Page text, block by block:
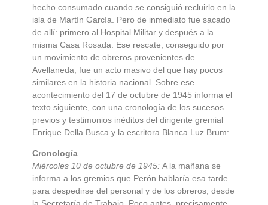
hecho consumado cuando se consiguió recluirlo en la
isla de Martín García. Pero de inmediato fue sacado
de allí: primero al Hospital Militar y después a la
misma Casa Rosada. Ese rescate, conseguido por
un movimiento de obreros provenientes de
Avellaneda, fue un acto masivo del que hay pocos
similares en la historia nacional. Sobre ese
acontecimiento del 17 de octubre de 1945 informa el
texto siguiente, con una cronología de los sucesos
previos y testimonios inéditos del dirigente gremial
Enrique Della Busca y la escritora Blanca Luz Brum:
Cronología
Miércoles 10 de octubre de 1945: A la mañana se
informa a los gremios que Perón hablaría esa tarde
para despedirse del personal y de los obreros, desde
la Secretaría de Trabajo. Poco antes, precisamente